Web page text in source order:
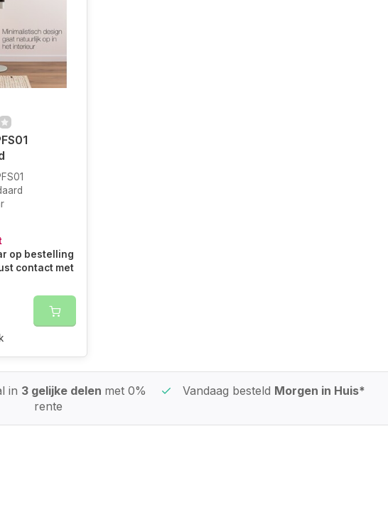
op bestelling
contact met
in 3 gelijke delen met 0%
rente
Vandaag besteld Morgen in Huis*